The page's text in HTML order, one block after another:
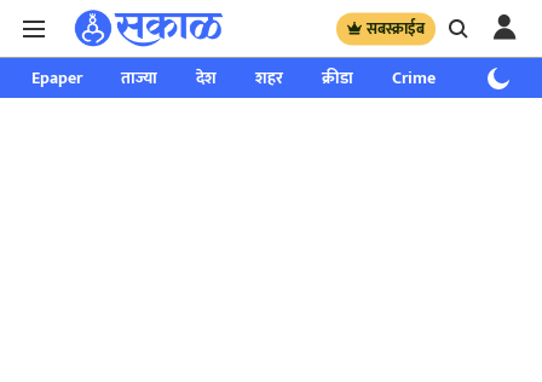
सबस्क्राईब
Epaper ताज्या देश शहर क्रीडा Crime साप्ताहिक